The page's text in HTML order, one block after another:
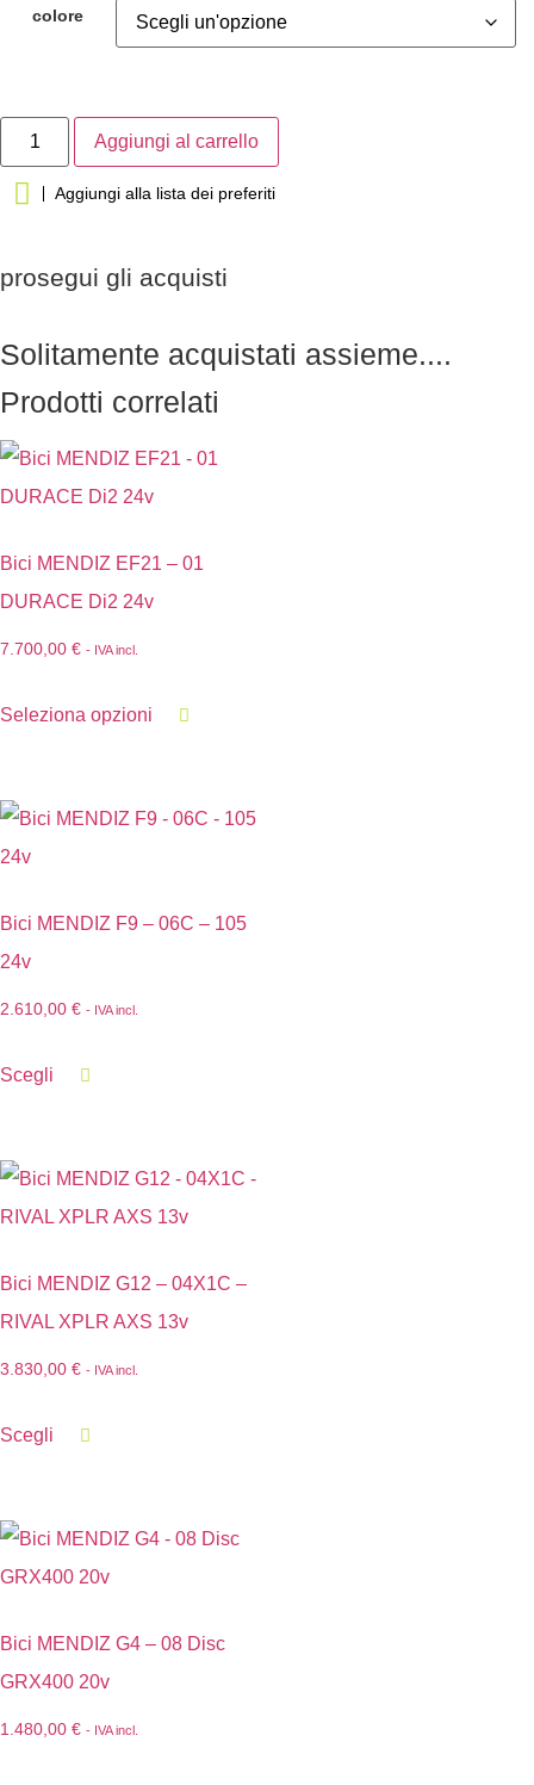
colore
Aggiungi al carrello
Aggiungi alla lista dei preferiti
prosegui gli acquisti
Solitamente acquistati assieme....
Prodotti correlati
Bici MENDIZ EF21 – 01
DURACE Di2 24v
7.700,00 € - IVA incl.
Seleziona opzioni
Bici MENDIZ F9 – 06C – 105
24v
2.610,00 € - IVA incl.
Scegli
Bici MENDIZ G12 – 04X1C –
RIVAL XPLR AXS 13v
3.830,00 € - IVA incl.
Scegli
Bici MENDIZ G4 – 08 Disc
GRX400 20v
1.480,00 € - IVA incl.